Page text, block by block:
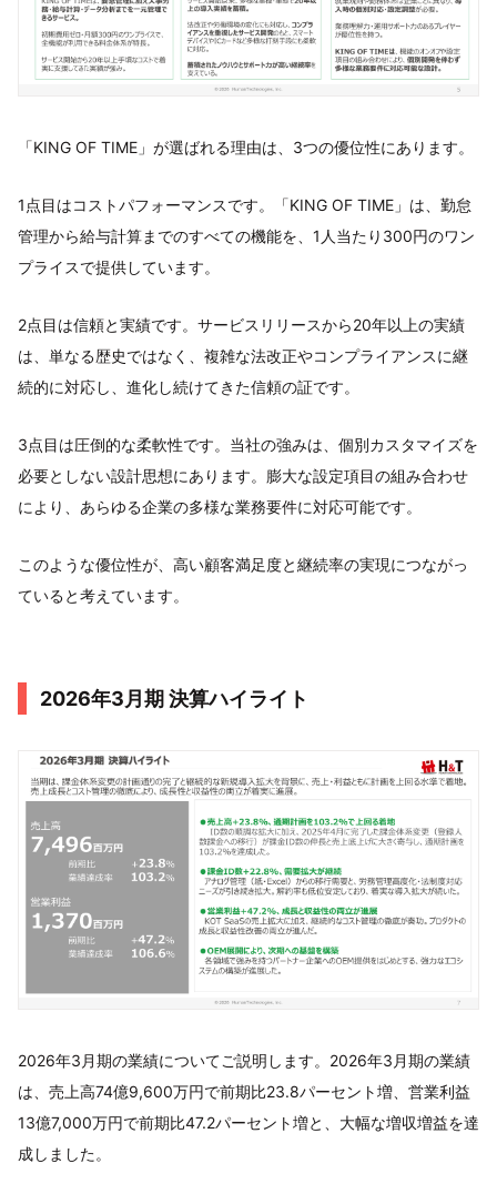
「KING OF TIME」が選ばれる理由は、3つの優位性にあります。
1点目はコストパフォーマンスです。「KING OF TIME」は、勤怠
管理から給与計算までのすべての機能を、1人当たり300円のワン
プライスで提供しています。
2点目は信頼と実績です。サービスリリースから20年以上の実績
は、単なる歴史ではなく、複雑な法改正やコンプライアンスに継
続的に対応し、進化し続けてきた信頼の証です。
3点目は圧倒的な柔軟性です。当社の強みは、個別カスタマイズを
必要としない設計思想にあります。膨大な設定項目の組み合わせ
により、あらゆる企業の多様な業務要件に対応可能です。
このような優位性が、高い顧客満足度と継続率の実現につながっ
ていると考えています。
2026年3月期 決算ハイライト
2026年3月期の業績についてご説明します。2026年3月期の業績
は、売上高74億9,600万円で前期比23.8パーセント増、営業利益
13億7,000万円で前期比47.2パーセント増と、大幅な増収増益を達
成しました。